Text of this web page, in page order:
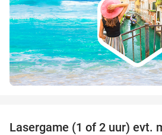
Lasergame (1 of 2 uur) evt.